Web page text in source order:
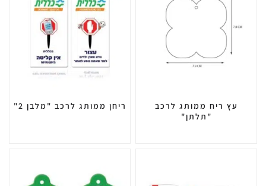
עץ ריח ממותג לרכב
"תלתן"
ריחן ממותג לרכב "מלבן 2"